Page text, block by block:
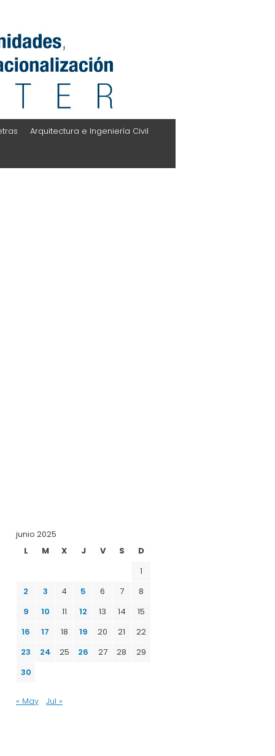
Arquitectura e Ingeniería Civil
junio 2025
L
M X J V S
D
1
2
3 4 5 6 7
8
9
10 11 12 13 14
15
16
17 18 19 20 21
22
23
24 25 26 27 28
29
30
« May Jul »